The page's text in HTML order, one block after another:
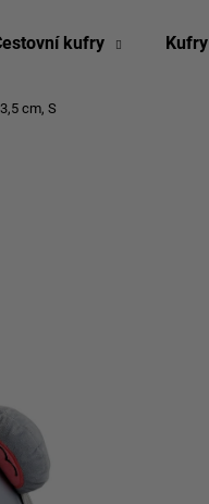
kufry
cm, S
Co potřebujete